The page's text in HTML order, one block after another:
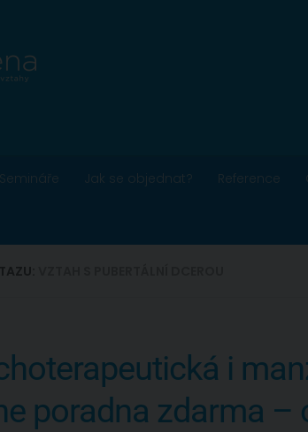
Semináře Jak se objednat? Reference
i
poradna zdarma –